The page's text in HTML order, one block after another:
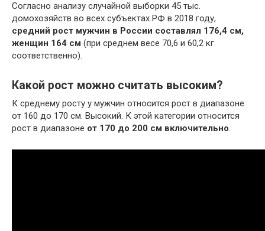
Согласно анализу случайной выборки 45 тыс.
домохозяйств во всех субъектах РФ в 2018 году,
средний рост мужчин в России составлял 176,4 см,
женщин 164 см (при среднем весе 70,6 и 60,2 кг
соответственно).
Какой рост можно считать высоким?
К среднему росту у мужчин относится рост в диапазоне
от 160 до 170 см. Высокий. К этой категории относится
рост в диапазоне от 170 до 200 см включительно.